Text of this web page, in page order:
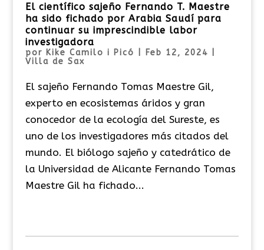
El científico sajeño Fernando T. Maestre
ha sido fichado por Arabia Saudí para
continuar su imprescindible labor
investigadora
por Kike Camilo i Picó Feb 12, 2024
Villa de Sax
El sajeño Fernando Tomas Maestre Gil,
experto en ecosistemas áridos y gran
conocedor de la ecología del Sureste, es
uno de los investigadores más citados del
mundo. El biólogo sajeño y catedrático de
la Universidad de Alicante Fernando Tomas
Maestre Gil ha fichado...